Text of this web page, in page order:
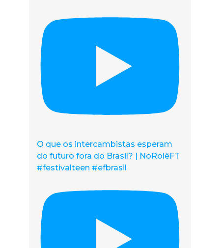
O que os intercambistas esperam
do futuro fora do Brasil? | NoRolêFT
#festivalteen #efbrasil